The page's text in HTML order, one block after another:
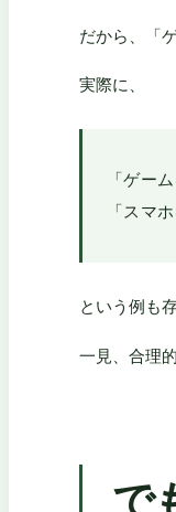
だから、「
実際に、
「ゲー
「スマ
という例も
一見、合理
で